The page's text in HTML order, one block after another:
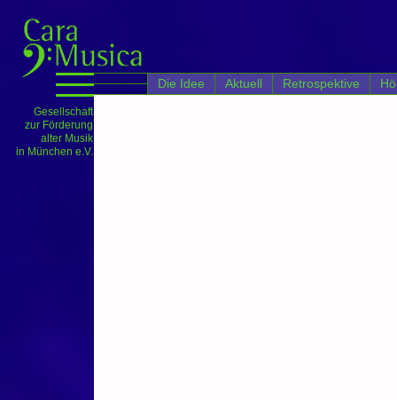
Gesellschaft
zur Förderung
alter Musik
in München e.V.
Die Idee Aktuell Retrospektive